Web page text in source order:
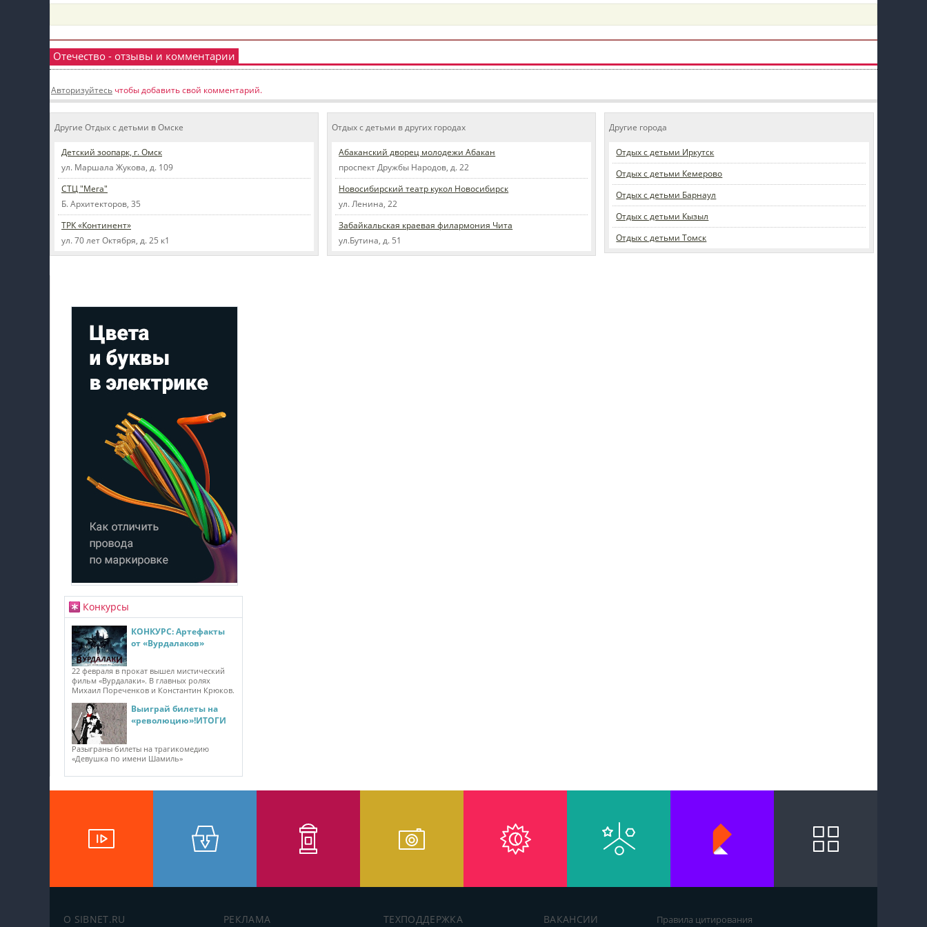
пїЅпїЅпїЅ
пїЅпїЅпїЅпїЅпїЅпїЅпїЅпїЅпїЅпїЅпїЅ
пїЅпїЅпїЅ
пїЅпїЅпїЅпїЅпїЅпїЅпїЅпїЅпїЅ
пїЅпїЅпїЅ пїЅпїЅпїЅпїЅпїЅ
пїЅпїЅпїЅ пїЅпїЅпїЅпїЅпїЅпїЅ
пїЅпїЅпїЅпїЅпїЅ
пїЅпїЅпїЅпїЅпїЅпїЅпїЅпїЅпїЅпїЅ
Отечество - отзывы и комментарии
Авторизуйтесь чтобы добавить свой комментарий.
Другие Отдых с детьми в Омске
Детский зоопарк, г. Омск
ул. Маршала Жукова, д. 109
СТЦ "Мега"
Б. Архитекторов, 35
ТРК «Континент»
ул. 70 лет Октября, д. 25 к1
Отдых с детьми в других городах
Абаканский дворец молодежи Абакан
проспект Дружбы Народов, д. 22
Новосибирский театр кукол Новосибирск
ул. Ленина, 22
Забайкальская краевая филармония Чита
ул.Бутина, д. 51
Другие города
Отдых с детьми Иркутск
Отдых с детьми Кемерово
Отдых с детьми Барнаул
Отдых с детьми Кызыл
Отдых с детьми Томск
Конкурсы
КОНКУРС: Артефакты
от «Вурдалаков»
22 февраля в прокат вышел мистический
фильм «Вурдалаки». В главных ролях
Михаил Пореченков и Константин Крюков.
Выиграй билеты на
«революцию»!ИТОГИ
Разыграны билеты на трагикомедию
«Девушка по имени Шамиль»
О SIBNET.RU РЕКЛАМА ТЕХПОДДЕРЖКА ВАКАНСИИ Правила цитирования